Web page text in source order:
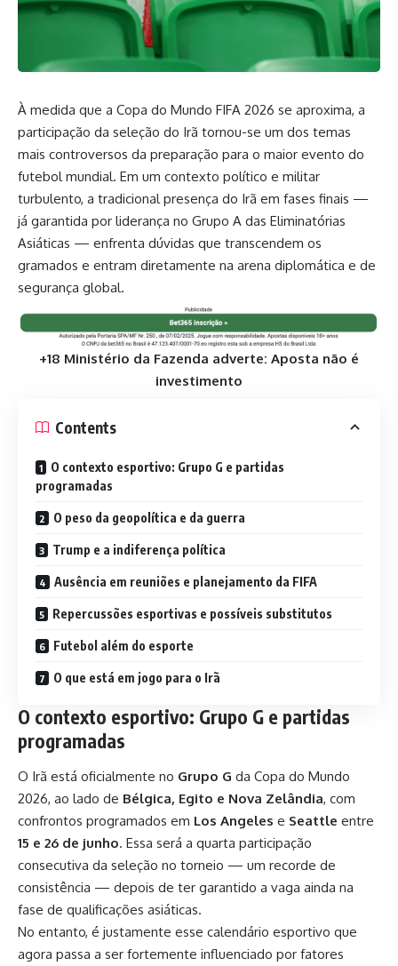
À medida que a Copa do Mundo FIFA 2026 se aproxima, a
participação da seleção do Irã tornou-se um dos temas
mais controversos da preparação para o maior evento do
futebol mundial. Em um contexto político e militar
turbulento, a tradicional presença do Irã em fases finais —
já garantida por liderança no Grupo A das Eliminatórias
Asiáticas — enfrenta dúvidas que transcendem os
gramados e entram diretamente na arena diplomática e de
segurança global.
+18 Ministério da Fazenda adverte: Aposta não é
investimento
Contents
O contexto esportivo: Grupo G e partidas
programadas
O peso da geopolítica e da guerra
Trump e a indiferença política
Ausência em reuniões e planejamento da FIFA
Repercussões esportivas e possíveis substitutos
Futebol além do esporte
O que está em jogo para o Irã
O contexto esportivo: Grupo G e partidas
programadas
O Irã está oficialmente no Grupo G da Copa do Mundo
2026, ao lado de Bélgica, Egito e Nova Zelândia, com
confrontos programados em Los Angeles e Seattle entre
15 e 26 de junho. Essa será a quarta participação
consecutiva da seleção no torneio — um recorde de
consistência — depois de ter garantido a vaga ainda na
fase de qualificações asiáticas.
No entanto, é justamente esse calendário esportivo que
agora passa a ser fortemente influenciado por fatores